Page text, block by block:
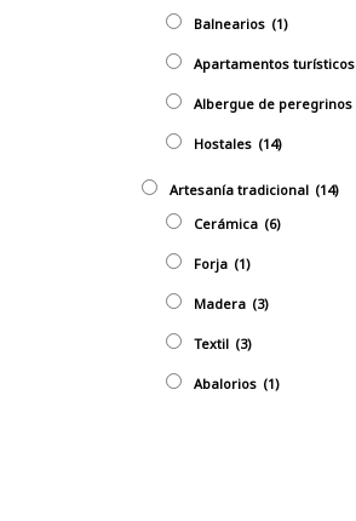
Balnearios (1)
Apartamentos turísticos
Albergue de peregrinos
Hostales (14)
Artesaní­a tradicional (14)
Cerámica (6)
Forja (1)
Madera (3)
Textil (3)
Abalorios (1)